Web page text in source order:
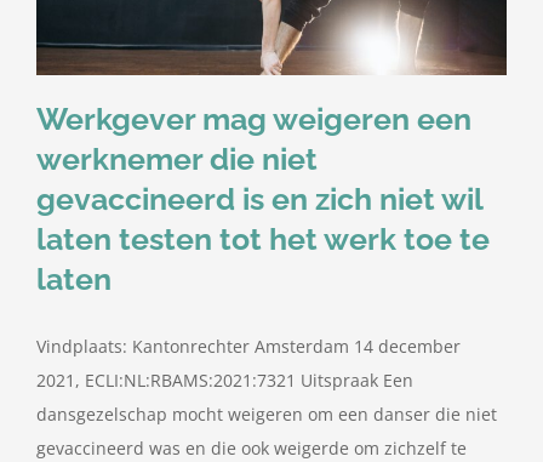
Werkgever mag weigeren een
werknemer die niet
gevaccineerd is en zich niet wil
laten testen tot het werk toe te
laten
Vindplaats: Kantonrechter Amsterdam 14 december
2021, ECLI:NL:RBAMS:2021:7321 Uitspraak Een
dansgezelschap mocht weigeren om een danser die niet
gevaccineerd was en die ook weigerde om zichzelf te